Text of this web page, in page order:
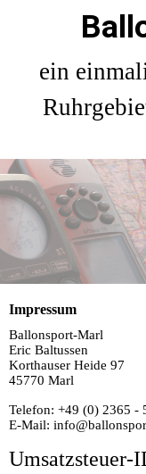
ein
Impressum
Ballonsport-Marl
Eric Baltussen
Korthauser Heide 97
45770 Marl
Telefon: +49 (0) 2365 -
E-Mail:
Umsatzsteuer-